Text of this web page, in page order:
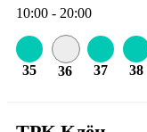
10:00 - 20:00
35 36 37 38